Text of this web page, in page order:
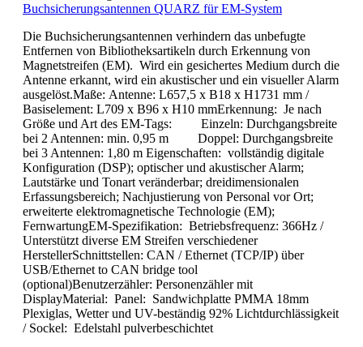
Buchsicherungsantennen QUARZ für EM-System
Die Buchsicherungsantennen verhindern das unbefugte
Entfernen von Bibliotheksartikeln durch Erkennung von
Magnetstreifen (EM). Wird ein gesichertes Medium durch die
Antenne erkannt, wird ein akustischer und ein visueller Alarm
ausgelöst.Maße: Antenne: L657,5 x B18 x H1731 mm /
Basiselement: L709 x B96 x H10 mmErkennung: Je nach
Größe und Art des EM-Tags: Einzeln: Durchgangsbreite
bei 2 Antennen: min. 0,95 m Doppel: Durchgangsbreite
bei 3 Antennen: 1,80 m Eigenschaften: vollständig digitale
Konfiguration (DSP); optischer und akustischer Alarm;
Lautstärke und Tonart veränderbar; dreidimensionalen
Erfassungsbereich; Nachjustierung von Personal vor Ort;
erweiterte elektromagnetische Technologie (EM);
FernwartungEM-Spezifikation: Betriebsfrequenz: 366Hz /
Unterstützt diverse EM Streifen verschiedener
HerstellerSchnittstellen: CAN / Ethernet (TCP/IP) über
USB/Ethernet to CAN bridge tool
(optional)Benutzerzähler: Personenzähler mit
DisplayMaterial: Panel: Sandwichplatte PMMA 18mm
Plexiglas, Wetter und UV-beständig 92% Lichtdurchlässigkeit
/ Sockel: Edelstahl pulverbeschichtet